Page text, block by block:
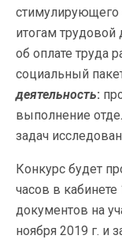
стимулирующего
итогам
об оплате труда
социальный
деятельность:
выполнение
задач
Конкурс будет
часов в
документов на
ноября 2019 г. и